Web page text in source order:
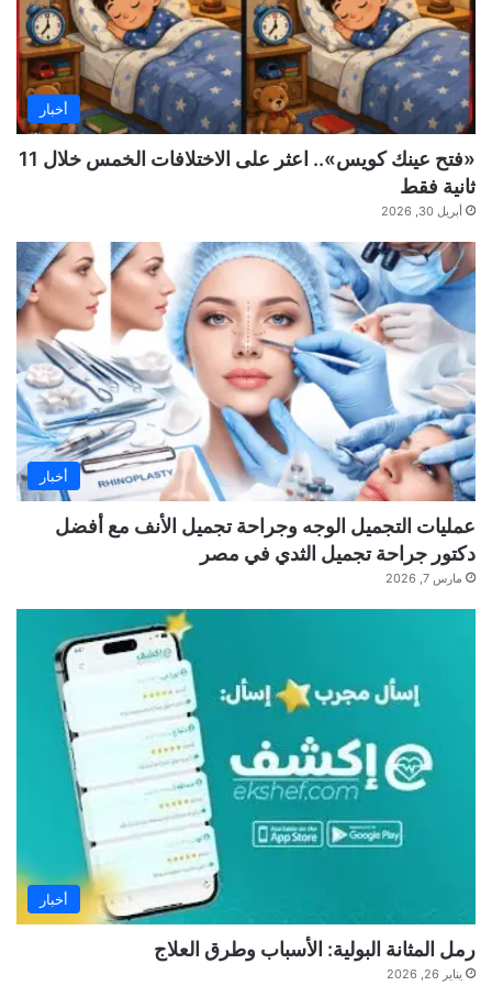
أخبار
«فتح عينك كويس».. اعثر على الاختلافات الخمس خلال 11
ثانية فقط
أبريل 30, 2026
أخبار
عمليات التجميل الوجه وجراحة تجميل الأنف مع أفضل
دكتور جراحة تجميل الثدي في مصر
مارس 7, 2026
أخبار
رمل المثانة البولية: الأسباب وطرق العلاج
يناير 26, 2026